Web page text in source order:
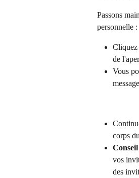
Passons
personnelle :
de
Vous
corps
vos
des